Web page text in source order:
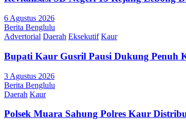
6 Agustus 2026
Berita Benglulu
Advertorial Daerah Eksekutif Kaur
Bupati Kaur Gusril Pausi Dukung Penuh
3 Agustus 2026
Berita Benglulu
Daerah Kaur
Polsek Muara Sahung Polres Kaur